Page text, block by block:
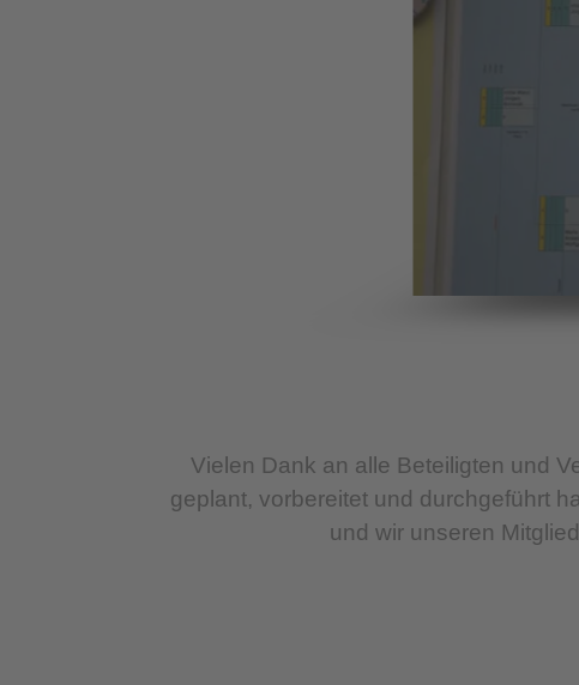
Vielen Dank an alle Beteiligten und
geplant, vorbereitet und durchgeführt
und wir unseren